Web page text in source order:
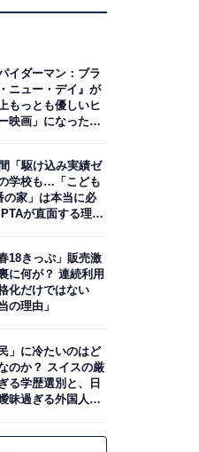
イダーマン：ブラ
ニュー・デイ』が
もっとも優しいヒ
映画」になった理
「駆け込み実績ゼ
学校も…「こども
の家」は本当に必
が直面する理想
18きっぷ」販売激
に何が？ 連続利用
化だけではない
の理由」
民」に冷たいのはど
のか？ スイスの厳
る学歴選別と、日
昧過ぎる外国人政